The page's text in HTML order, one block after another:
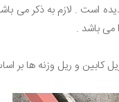
است . لازم به ذکر می
می باشد .
کابین و ریل وزنه ها بر